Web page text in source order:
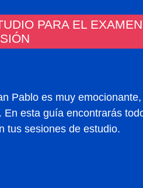
PARA EL EXAMEN
Pablo es muy
esta guía encontrarás
tus sesiones de estudio.